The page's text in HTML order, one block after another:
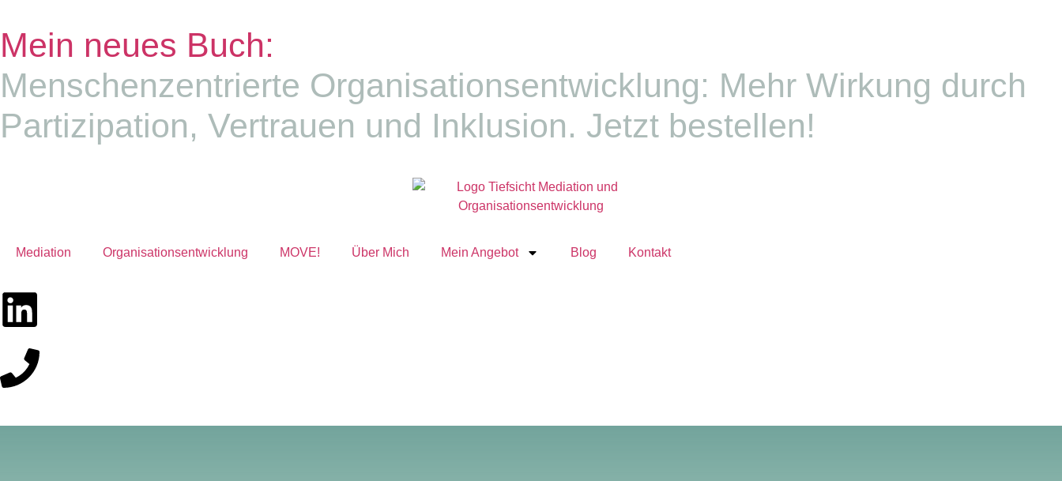
Mein neues Buch:
Menschenzentrierte Organisationsentwicklung: Mehr Wirkung durch
Partizipation, Vertrauen und Inklusion. Jetzt bestellen!
Mediation Organisationsentwicklung MOVE! Über Mich Mein Angebot Blog Kontakt